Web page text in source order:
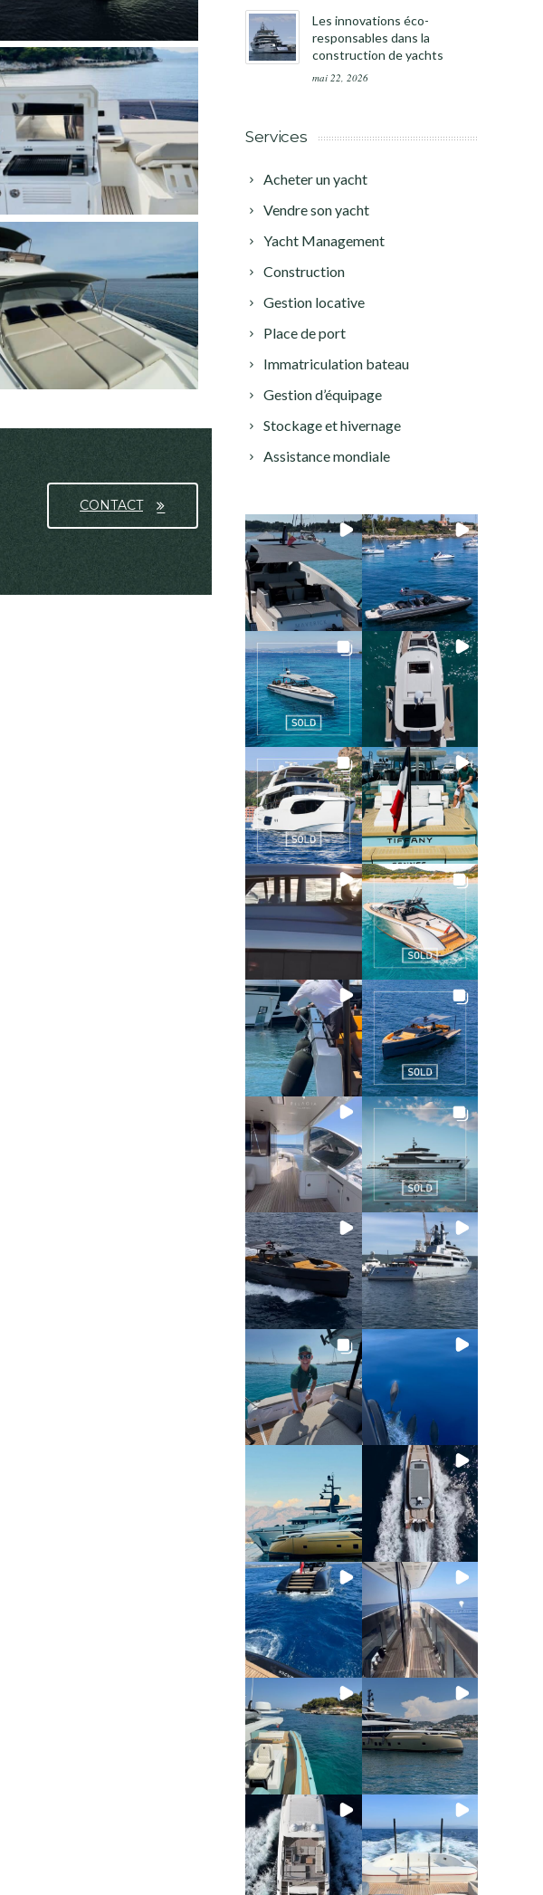
CONTACT
Les innovations éco-
responsables dans la
construction de yachts
mai 22, 2026
Services
Acheter un yacht
Vendre son yacht
Yacht Management
Construction
Gestion locative
Place de port
Immatriculation bateau
Gestion d’équipage
Stockage et hivernage
Assistance mondiale